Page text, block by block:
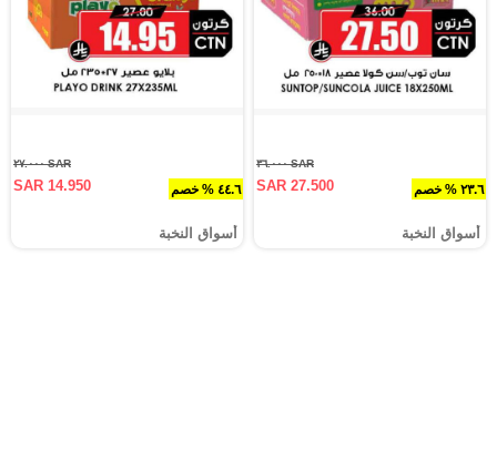
٢٣.٦ % خصم
SAR ٣٦.٠٠٠
SAR 27.500
أسواق النخبة
٤٤.٦ % خصم
SAR ٢٧.٠٠٠
SAR 14.950
أسواق النخبة